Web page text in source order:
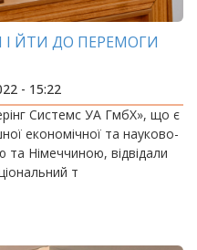
ЙТИ ДО ПЕРЕМОГИ
- 15:22
Системс УА ГмбХ», що є
економічної та науково-
та Німеччиною, відвідали
т